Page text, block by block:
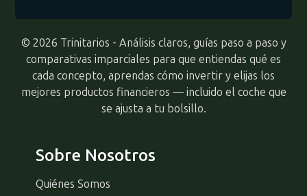
© 2026 Trinitarios - Análisis claros, guías paso a paso y
comparativas imparciales para que entiendas qué es
cada concepto, aprendas cómo invertir y elijas los
mejores productos financieros — incluido el coche que
se ajusta a tu bolsillo.
Sobre Nosotros
Quiénes Somos